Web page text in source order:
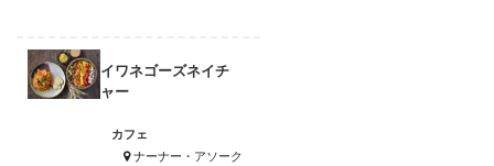
イワネゴーズネイチ
ャー
カフェ
ナーナー・アソーク